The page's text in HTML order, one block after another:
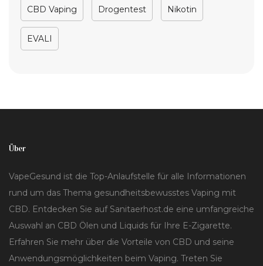
CBD Vaping Drogentest Nikotin
EVALI
Über
VapeGesund ist die Top-Anlaufstelle für alle Informationen
rund um das Thema gesundheitsbewusstes Vaping mit
CBD. Entdecken Sie auf Sanitaerhost.de eine umfangreiche
Auswahl an CBD Ölen und Liquids für Ihre E-Zigarette.
Erfahren Sie mehr über die Vorteile von CBD und seine
Anwendungsmöglichkeiten beim Vaping. Treten Sie